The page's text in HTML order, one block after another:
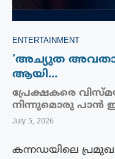
ENTERTAINMENT
‘അച്യുത
ആയി…
പ്രേക്ഷകരെ
നിന്നുമൊരു പാൻ
July 5, 2026
കന്നഡയിലെ പ്രമുഖ